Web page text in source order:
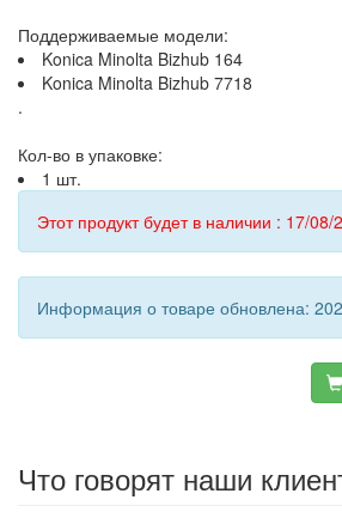
Поддерживаемые модели:
Konica Minolta Bizhub 164
Konica Minolta Bizhub 7718
.
Кол-во в упаковке:
1 шт.
Этот продукт будет в наличии : 17/08/
Информация о товаре обновлена:
Что говорят наши